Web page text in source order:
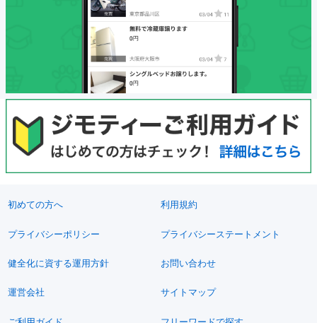
初めての方へ 利用規約
プライバシーポリシー プライバシーステートメント
健全化に資する運用方針 お問い合わせ
運営会社 サイトマップ